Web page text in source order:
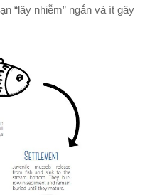
“lây nhiễm” ngắn và ít gây